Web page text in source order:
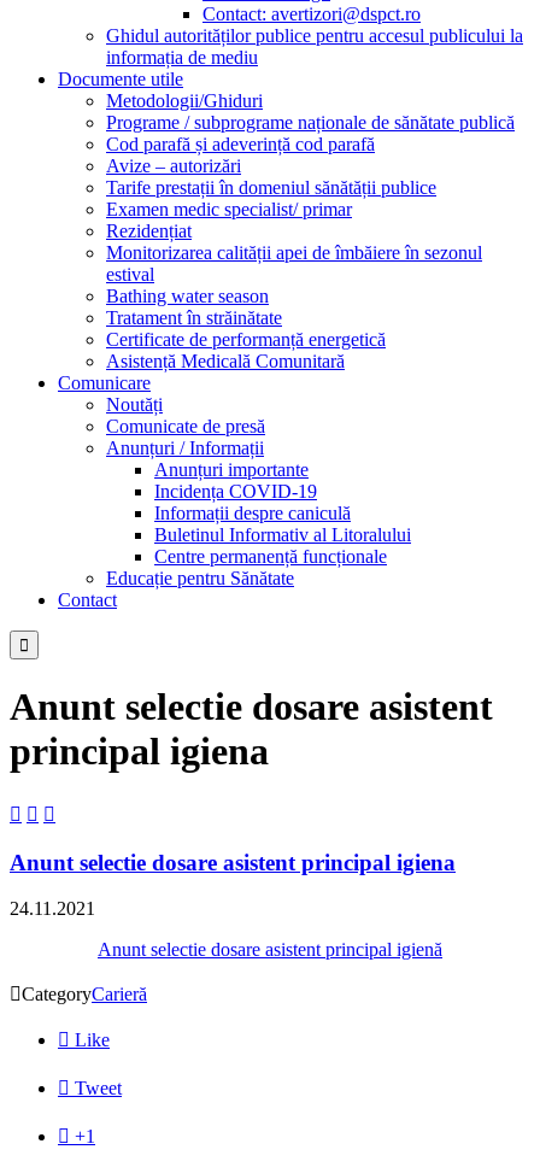
Contact: avertizori@dspct.ro
Ghidul autorităților publice pentru accesul publicului la
informația de mediu
Documente utile
Metodologii/Ghiduri
Programe / subprograme naționale de sănătate publică
Cod parafă și adeverință cod parafă
Avize – autorizări
Tarife prestații în domeniul sănătății publice
Examen medic specialist/ primar
Rezidențiat
Monitorizarea calității apei de îmbăiere în sezonul
estival
Bathing water season
Tratament în străinătate
Certificate de performanță energetică
Asistență Medicală Comunitară
Comunicare
Noutăți
Comunicate de presă
Anunțuri / Informații
Anunțuri importante
Incidența COVID-19
Informații despre caniculă
Buletinul Informativ al Litoralului
Centre permanență funcționale
Educație pentru Sănătate
Contact

Anunt selectie dosare asistent
principal igiena
  
Anunt selectie dosare asistent principal igiena
24.11.2021
Anunt selectie dosare asistent principal igienă
CategoryCarieră
 Like
 Tweet
 +1